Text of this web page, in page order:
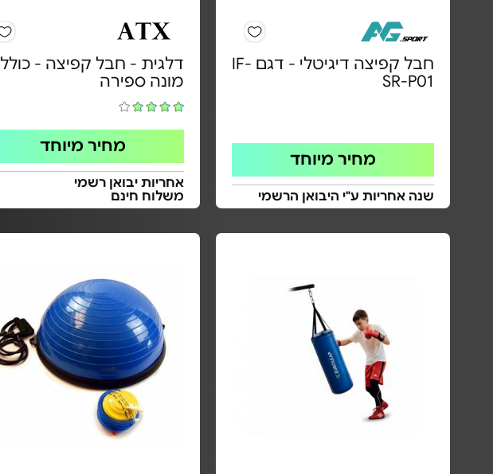
חבל קפיצה דיגיטלי - דגם IF-
SR-P01
מחיר מיוחד
שנה אחריות ע"י היבואן הרשמי
דלגית - חבל קפיצה - כולל
מונה ספירה
מחיר מיוחד
אחריות יבואן רשמי
משלוח חינם